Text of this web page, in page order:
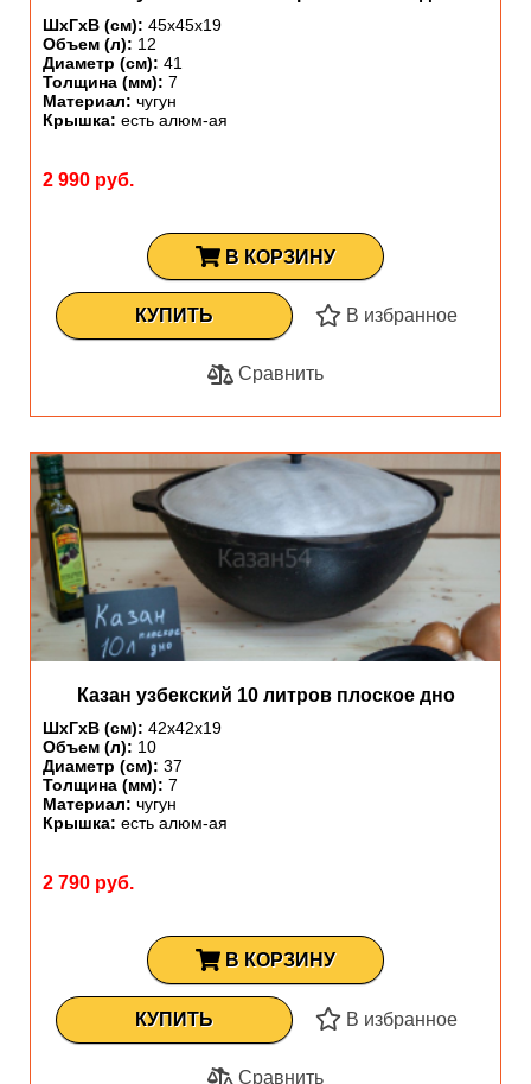
ШхГхВ (см): 45х45х19
Объем (л): 12
Диаметр (см): 41
Толщина (мм): 7
Материал: чугун
Крышка: есть алюм-ая
2 990 руб.
В КОРЗИНУ
КУПИТЬ В избранное
Сравнить
Казан узбекский 10 литров плоское дно
ШхГхВ (см): 42х42х19
Объем (л): 10
Диаметр (см): 37
Толщина (мм): 7
Материал: чугун
Крышка: есть алюм-ая
2 790 руб.
В КОРЗИНУ
КУПИТЬ В избранное
Сравнить